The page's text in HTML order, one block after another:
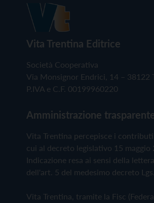
Vita Trentina Editrice
Società Cooperativa
Via Monsignor Endrici, 14 – 38122
P.IVA e C.F. 00199960220
Amministrazione
Vita Trentina percepisce i
cui al decreto legislativo 15 maggio
Indicazione resa ai sensi della
dell'art. 5 del medesimo decreto Lgs.
Vita Trentina, tramite la Fisc